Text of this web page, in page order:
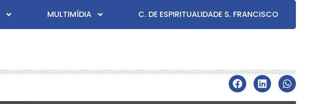
MULTIMÍDIA C. DE ESPIRITUALIDADE S. FRANCISCO